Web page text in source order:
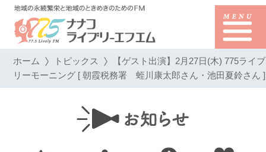
ホーム トピックス 【ゲスト出演】2月27日(木) 775ライブ
リーモーニング [ 朝霞税務署 蛭川康太郎さん・池田夏鈴さん ]